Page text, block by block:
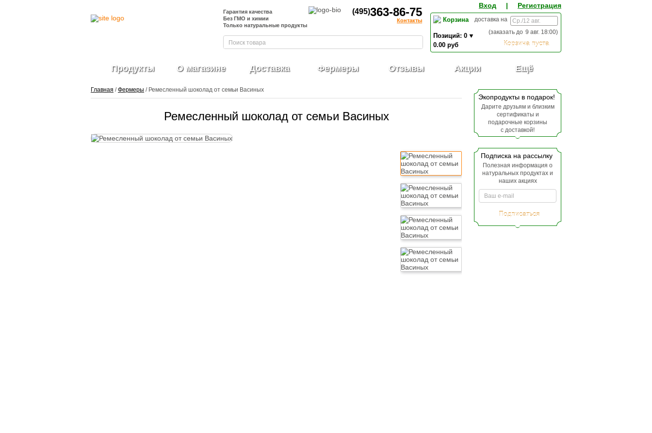
Гарантия качества
Без ГМО и химии
Только натуральные продукты
(495)363-86-75
Контакты
Вход | Регистрация
Корзина
Корзина пуста
доставка на
)
9 авг. 18:00
(заказать до
Позиций: 0
0.00 руб
0,00
Продукты
Ягоды
О магазине Доставка Фермеры Отзывы Акции Ещё
Главная /Фермеры / Ремесленный шоколад от семьи Васиных
Ремесленный шоколад от семьи Васиных
Экопродукты в подарок!
Дарите друзьям и близким
сертификаты и
подарочные корзины
с доставкой!
Подписка на рассылку
Полезная информация о
натуральных продуктах и
наших акциях
Подписаться